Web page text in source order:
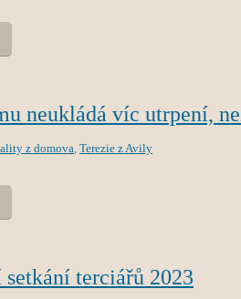
neukládá víc utrpení,
z domova, Terezie z Avily
setkání terciářů 2023